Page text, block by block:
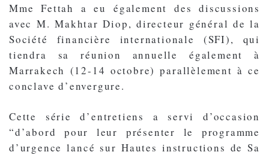
Mme Fettah a eu également des discussions
avec M. Makhtar Diop, directeur général de la
Société financière internationale (SFI), qui
tiendra sa réunion annuelle également à
Marrakech (12-14 octobre) parallèlement à ce
conclave d’envergure.
Cette série d’entretiens a servi d’occasion
“d’abord pour leur présenter le programme
d’urgence lancé sur Hautes instructions de Sa